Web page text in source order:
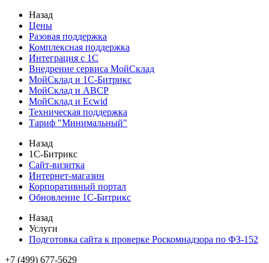
Назад
Цены
Разовая поддержка
Комплексная поддержка
Интеграция с 1С
Внедрение сервиса МойСклад
МойСклад и 1С-Битрикс
МойСклад и ABCP
МойСклад и Ecwid
Техническая поддержка
Тариф "Минимальный"
Назад
1С-Битрикс
Сайт-визитка
Интернет-магазин
Корпоративный портал
Обновление 1С-Битрикс
Назад
Услуги
Подготовка сайта к проверке Роскомнадзора по ФЗ-152
+7 (499) 677-5629